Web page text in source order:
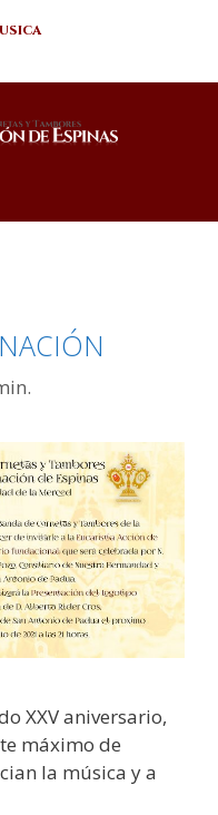
XXV aniversario,
máximo de
la música y a